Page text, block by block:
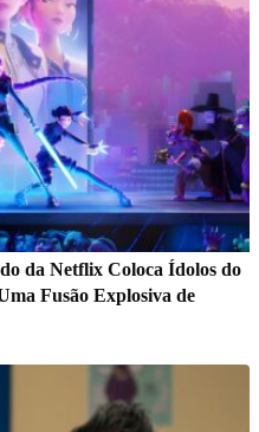
da Netflix Coloca Ídolos do
Fusão Explosiva de